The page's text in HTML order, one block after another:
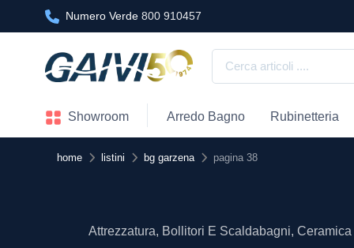
Numero Verde 800 910457
Showroom Arredo Bagno Rubinetteria
home listini bg garzena pagina 38
Attrezzatura, Bollitori E Scaldabagni,